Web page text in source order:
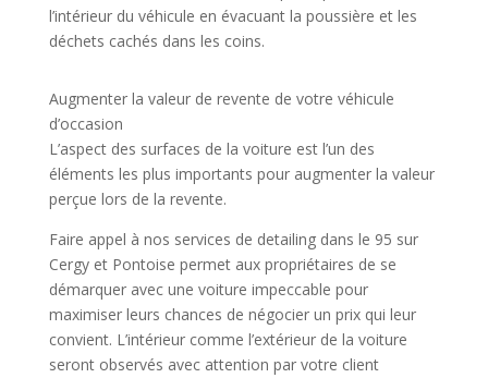
l’intérieur du véhicule en évacuant la poussière et les
déchets cachés dans les coins.
Augmenter la valeur de revente de votre véhicule
d’occasion
L’aspect des surfaces de la voiture est l’un des
éléments les plus importants pour augmenter la valeur
perçue lors de la revente.
Faire appel à nos services de detailing dans le 95 sur
Cergy et Pontoise permet aux propriétaires de se
démarquer avec une voiture impeccable pour
maximiser leurs chances de négocier un prix qui leur
convient. L’intérieur comme l’extérieur de la voiture
seront observés avec attention par votre client